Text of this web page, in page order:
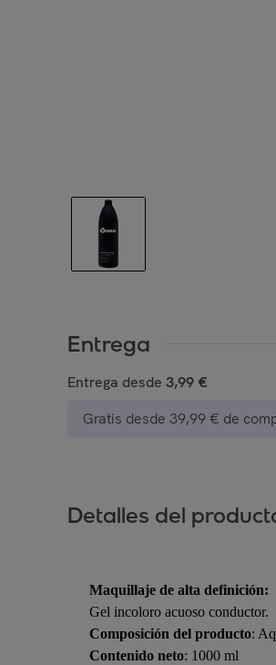
Entrega
Entrega desde 3,99 €
Gratis desde 39,99 € de
Detalles del
Maquillaje de alta definición:
Gel incoloro acuoso conductor.
Composición del producto:
Contenido neto: 1000 ml